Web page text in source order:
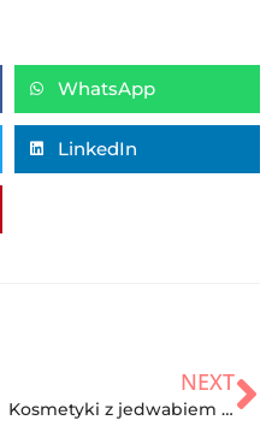
WhatsApp
LinkedIn
NEXT
Kosmetyki z jedwabiem czy są skuteczne? Doradzamy!